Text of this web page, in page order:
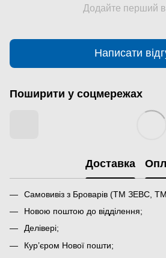
Додайте перший
Написати
Поширити у соцмережах
Доставка
Самовивіз з Броварів (ТМ ЗЕВС,
Новою поштою до відділення;
Делівері;
Кур’єром Нової пошти;